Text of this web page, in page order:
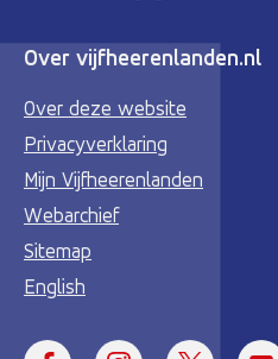
Over vijfheerenlanden.nl
Over deze website
Privacyverklaring
Mijn Vijfheerenlanden
Webarchief
Sitemap
English